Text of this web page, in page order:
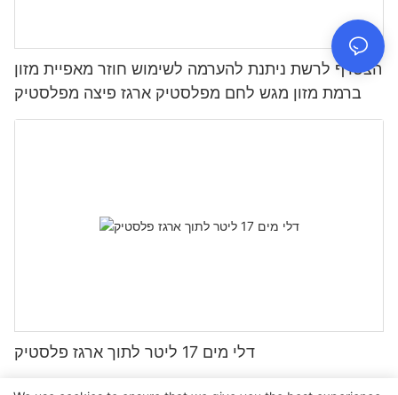
הצטרף לרשת ניתנת להערמה לשימוש חוזר מאפיית מזון
ברמת מזון מגש לחם מפלסטיק ארגז פיצה מפלסטיק
דלי מים 17 ליטר לתוך ארגז פלסטיק